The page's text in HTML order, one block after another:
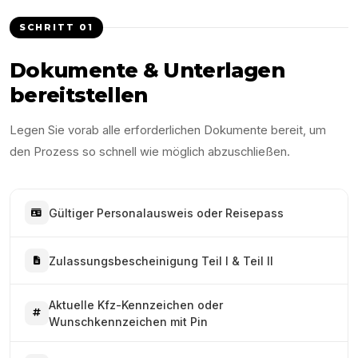
SCHRITT 01
Dokumente & Unterlagen
bereitstellen
Legen Sie vorab alle erforderlichen Dokumente bereit, um
den Prozess so schnell wie möglich abzuschließen.
Gültiger Personalausweis oder Reisepass
Zulassungsbescheinigung Teil I & Teil II
Aktuelle Kfz-Kennzeichen oder
Wunschkennzeichen mit Pin